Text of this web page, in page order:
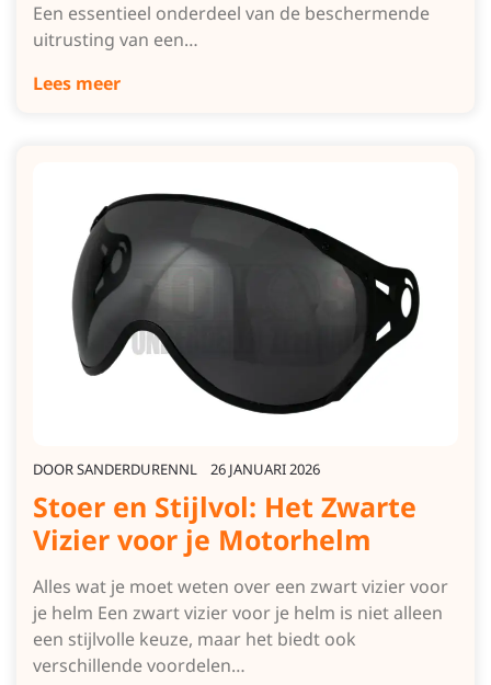
Een essentieel onderdeel van de beschermende
uitrusting van een…
Lees meer
DOORSANDERDURENNL 26 JANUARI 2026
Stoer en Stijlvol: Het Zwarte
Vizier voor je Motorhelm
Alles wat je moet weten over een zwart vizier voor
je helm Een zwart vizier voor je helm is niet alleen
een stijlvolle keuze, maar het biedt ook
verschillende voordelen…